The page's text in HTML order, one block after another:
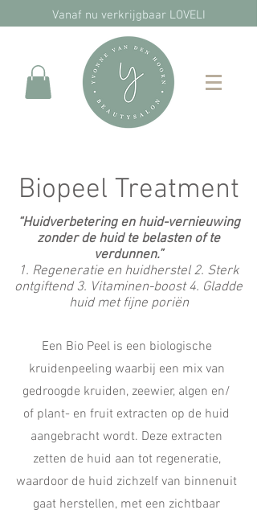
Vanaf nu verkrijgbaar LOVELI
Biopeel Treatment
“Huidverbetering en huid-vernieuwing
zonder de huid te belasten of te
verdunnen.”
1. Regeneratie en huidherstel 2. Sterk
ontgiftend 3. Vitaminen-boost 4. Gladde
huid met fijne poriën
Een Bio Peel is een biologische
kruidenpeeling waarbij een mix van
gedroogde kruiden, zeewier, algen en/
of plant- en fruit extracten op de huid
aangebracht wordt. Deze extracten
zetten de huid aan tot regeneratie,
waardoor de huid zichzelf van binnenuit
gaat herstellen, met een zichtbaar